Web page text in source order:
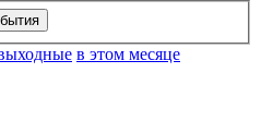
в этом месяце